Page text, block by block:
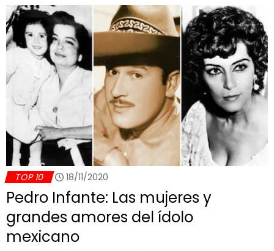
TOP 10 18/11/2020
Pedro Infante: Las mujeres y
grandes amores del ídolo
mexicano